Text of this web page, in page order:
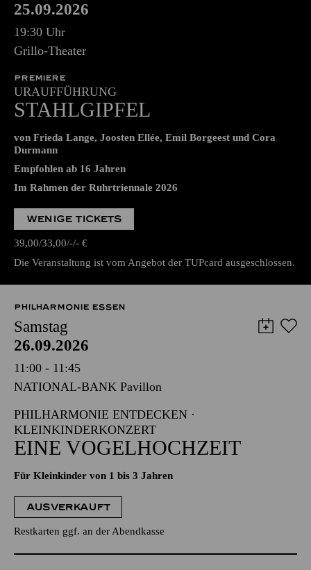
25.09.2026
19:30 Uhr
Grillo-Theater
PREMIERE
URAUFFÜHRUNG
STAHLGIPFEL
von Frieda Lange, Joosten Ellée, Emil Borgeest und Cora
Durmann
Empfohlen ab 16 Jahren
Im Rahmen der Ruhrtriennale 2026
WENIGE TICKETS
39,00 33,00 - - €
Die Veranstaltung ist vom Angebot der TUPcard ausgeschlossen.
PHILHARMONIE ESSEN
Samstag
26.09.2026
11:00 - 11:45
NATIONAL-BANK Pavillon
PHILHARMONIE ENTDECKEN ·
KLEINKINDERKONZERT
EINE VOGELHOCHZEIT
Für Kleinkinder von 1 bis 3 Jahren
AUSVERKAUFT
Restkarten ggf. an der Abendkasse